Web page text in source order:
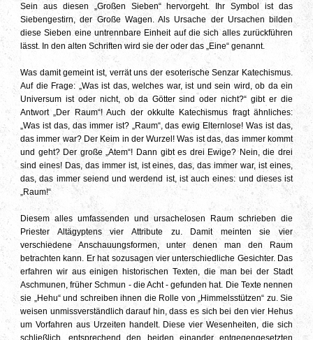
Sein aus diesen „Großen Sieben“ hervorgeht. Ihr Symbol ist das
Siebengestirn, der Große Wagen. Als Ursache der Ursachen bilden
diese Sieben eine untrennbare Einheit auf die sich alles zurückführen
lässt. In den alten Schriften wird sie der oder das „Eine“ genannt.
Was damit gemeint ist, verrät uns der esoterische Senzar Katechismus.
Auf die Frage: „Was ist das, welches war, ist und sein wird, ob da ein
Universum ist oder nicht, ob da Götter sind oder nicht?“ gibt er die
Antwort „Der Raum“! Auch der okkulte Katechismus fragt ähnliches:
„Was ist das, das immer ist? „Raum“, das ewig Elternlose! Was ist das,
das immer war? Der Keim in der Wurzel! Was ist das, das immer kommt
und geht? Der große „Atem“! Dann gibt es drei Ewige? Nein, die drei
sind eines! Das, das immer ist, ist eines, das, das immer war, ist eines,
das, das immer seiend und werdend ist, ist auch eines: und dieses ist
„Raum!“
Diesem alles umfassenden und ursachelosen Raum schrieben die
Priester Altägyptens vier Attribute zu. Damit meinten sie vier
verschiedene Anschauungsformen, unter denen man den Raum
betrachten kann. Er hat sozusagen vier unterschiedliche Gesichter. Das
erfahren wir aus einigen historischen Texten, die man bei der Stadt
Aschmunen, früher Schmun - die Acht - gefunden hat. Die Texte nennen
sie „Hehu“ und schreiben ihnen die Rolle von „Himmelsstützen“ zu. Sie
weisen unmissverständlich darauf hin, dass es sich bei den vier Hehus
um Vorfahren aus Urzeiten handelt. Diese vier Wesenheiten, die sich
schließlich, entsprechend den beiden einander entgegengesetzten